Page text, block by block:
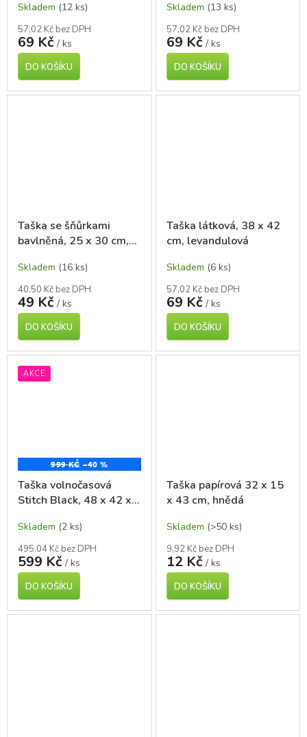
Skladem (12 ks)
57,02 Kč bez DPH
69 Kč / ks
DO KOŠÍKU
Skladem (13 ks)
57,02 Kč bez DPH
69 Kč / ks
DO KOŠÍKU
Taška se šňůrkami
bavlněná, 25 x 30 cm,
Skladem (16 ks)
40,50 Kč bez DPH
49 Kč / ks
DO KOŠÍKU
Taška látková, 38 x 42
cm, levandulová
Skladem (6 ks)
57,02 Kč bez DPH
69 Kč / ks
DO KOŠÍKU
AKCE
999 KČ –40 %
Taška volnočasová
Stitch Black, 48 x 42 x
Skladem (2 ks)
495,04 Kč bez DPH
599 Kč / ks
DO KOŠÍKU
Taška papírová 32 x 15
x 43 cm, hnědá
Skladem (>50 ks)
9,92 Kč bez DPH
12 Kč / ks
DO KOŠÍKU